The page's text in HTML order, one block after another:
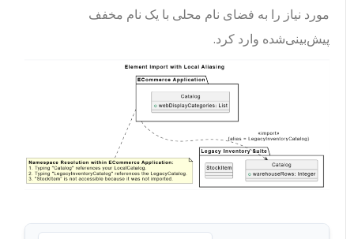
مورد نیاز را به فضای نام محلی با یک نام مخفف
پیش‌بینی‌شده وارد کرد.